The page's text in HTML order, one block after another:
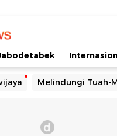
Melindungi Tuah-